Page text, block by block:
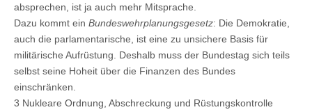
absprechen, ist ja auch mehr Mitsprache.
Dazu kommt ein Bundeswehrplanungsgesetz: Die Demokratie,
auch die parlamentarische, ist eine zu unsichere Basis für
militärische Aufrüstung. Deshalb muss der Bundestag sich teils
selbst seine Hoheit über die Finanzen des Bundes
einschränken.
3 Nukleare Ordnung, Abschreckung und Rüstungskontrolle